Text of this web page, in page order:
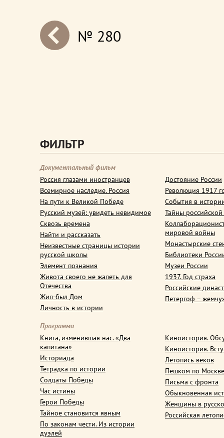
next№ 280
ФИЛЬТР
Документальный фильм
Россия глазами иностранцев
Всемирное наследие. Россия
На пути к Великой Победе
Русский музей: увидеть невидимое
Сквозь времена
Найти и рассказать
Неизвестные страницы истории
русской школы
Элемент познания
Живота своего не жалеть для
Отечества
Жил-был Дом
Личность в истории
Достояние России
Революция 1917
События в
Тайны
мировой войны
Монастырские
Библиотеки
Музеи России
1937. Год страха
Российские
Петергоф –
Программа
Книга, изменившая нас. «Два
капитана»
Историада
Тетрадка по истории
Солдаты Победы
Час истины
Герои Победы
Тайное становится явным
По законам чести. Из истории
дуэлей
Киноистория.
Киноистория.
Летопись веков
Пешком по Москве
Письма с фронта
Обыкновенная
Женщины в
Российская